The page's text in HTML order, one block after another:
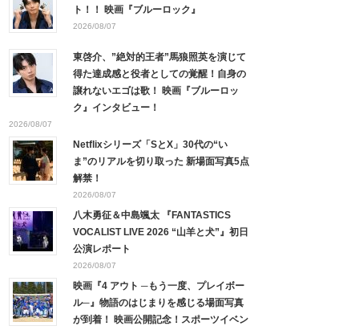
ト！！ 映画『ブルーロック』
2026/08/07
東啓介、”絶対的王者”馬狼照英を演じて
得た達成感と役者としての覚醒！自身の
譲れないエゴは歌！ 映画『ブルーロッ
ク』インタビュー！
2026/08/07
Netflixシリーズ「SとX」30代の“い
ま”のリアルを切り取った 新場面写真5点
解禁！
2026/08/07
八木勇征＆中島颯太 『FANTASTICS
VOCALIST LIVE 2026 “山羊と犬”』初日
公演レポート
2026/08/07
映画『4 アウト ─もう一度、プレイボー
ル─』物語のはじまりを感じる場面写真
が到着！ 映画公開記念！スポーツイベン